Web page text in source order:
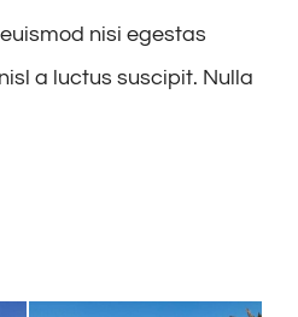
nisi egestas
a luctus suscipit. Nulla